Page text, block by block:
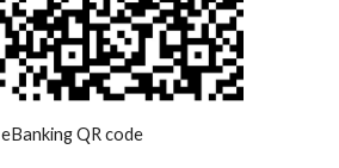
eBanking QR code